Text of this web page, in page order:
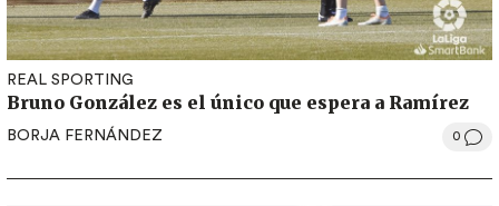
REAL SPORTING
Bruno González es el único que espera a Ramírez
BORJA FERNÁNDEZ 0